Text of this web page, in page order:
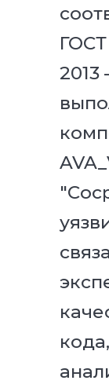
2013